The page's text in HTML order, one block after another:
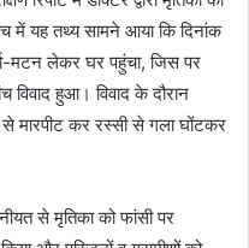
में यह तथ्य सामने आया कि दिनांक
मटन लेकर घर पहुंचा, जिस पर
विवाद हुआ। विवाद के दौरान
मारपीट कर रस्सी से गला घोंटकर
से मृतिका को फांसी पर